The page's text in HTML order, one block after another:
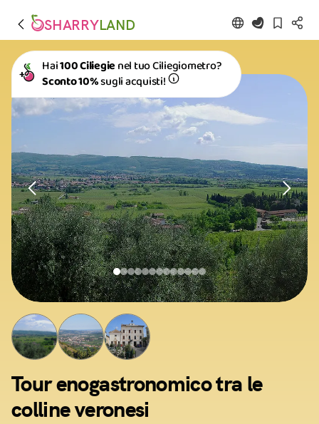
SHARRYLAND
Hai100 Ciliegienel tuo Ciliegiometro?
Sconto 10%sugli acquisti!
Tour enogastronomico tra le
colline veronesi